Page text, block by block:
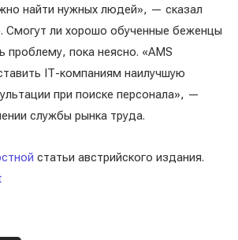
найти нужных людей», — сказал
Смогут ли хорошо обученные беженцы
проблему, пока неясно. «AMS
IТ-компаниям наилучшую
при поиске персонала», —
службы рынка труда.
статьи австрийского издания.